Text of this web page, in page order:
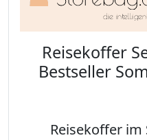
Reisekoffer
Bestseller
Reisekoffer im